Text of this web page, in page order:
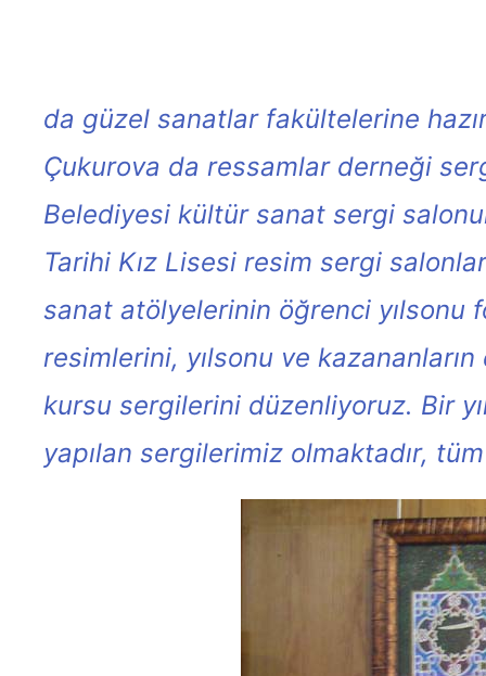
da güzel sanatlar fakültelerine
Çukurova da ressamlar derneği
Belediyesi kültür sanat sergi
Tarihi Kız Lisesi resim sergi
sanat atölyelerinin öğrenci yılsonu
resimlerini, yılsonu ve
kursu sergilerini düzenliyoruz. Bir
yapılan sergilerimiz olmaktadır,